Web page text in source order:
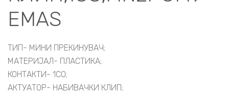
EMAS
ТИП- МИНИ ПРЕКИНУВАЧ;
МАТЕРИЈАЛ- ПЛАСТИКА;
КОНТАКТИ- 1CO;
АКТУАТОР- НАБИВАЧКИ КЛИП;